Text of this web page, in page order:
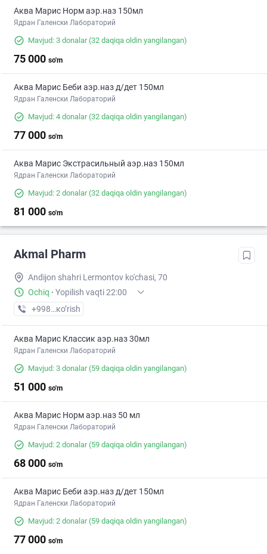
Аква Марис Норм аэр.наз 150мл
Ядран Галенски Лабораторий
Mavjud: 3 donalar(32 daqiqa oldin yangilangan)
75 000 so'm
Аква Марис Беби аэр.наз д/дет 150мл
Ядран Галенски Лабораторий
Mavjud: 4 donalar(32 daqiqa oldin yangilangan)
77 000 so'm
Аква Марис Экстрасильный аэр.наз 150мл
Ядран Галенски Лабораторий
Mavjud: 2 donalar(32 daqiqa oldin yangilangan)
81 000 so'm
Akmal Pharm
Andijon shahri Lermontov ko'chasi, 70
Ochiq · Yopilish vaqti 22:00
+998 (90) XXX-XX-XX
кo’rish
Аква Марис Классик аэр.наз 30мл
Ядран Галенски Лабораторий
Mavjud: 3 donalar(59 daqiqa oldin yangilangan)
51 000 so'm
Аква Марис Норм аэр.наз 50 мл
Ядран Галенски Лабораторий
Mavjud: 2 donalar(59 daqiqa oldin yangilangan)
68 000 so'm
Аква Марис Беби аэр.наз д/дет 150мл
Ядран Галенски Лабораторий
Mavjud: 2 donalar(59 daqiqa oldin yangilangan)
77 000 so'm